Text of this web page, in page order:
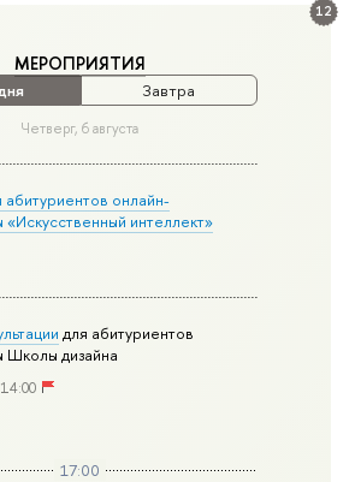
12
МЕРОПРИЯТИЯ
Завтра
Четверг, 6 августа
абитуриентов онлайн-
«Искусственный интеллект»
для абитуриентов
Школы дизайна
17:00